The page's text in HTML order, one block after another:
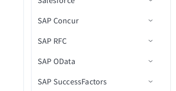
ポート
レコードを初期化
データの読み込みとインポ
ート
ファイルプレフィックスで
ンロード
ド
CSVからレコードを作成お
よび更新
ーティング
レシピ関数からデータを返
す
非同期呼び出しの待機
API同時実行しきい値を超過
APIポリシークォータ違反
APIポリシーレート制限違反
APIリクエストタイムアウト
ジョブを再実行
ジョブ履歴を検索
レシピを検索
スタートレシピ
Upsertアクション
削除アクション
カスタムSQLを実行
長時間クエリカスタムSQL
新規/更新済み同期準備済み
新規通話
新規会社レベル通話
新規イベント
新規SMS
ページャーメッセージを送
ジョブログを取得（batch）
プロセス詳細を取得
部門を一覧表示（batch）
部門別にプロセスを一覧表
コード
トリガー
新規AR支払い
新規連絡先
新規経費
アクション
ベンダーを作成
ベンダーを更新
トラブルシューティング
Intacct実行時エラーのトラ
コネクション設定
Custom OAuth profileを作成
承認プロセス
バッチ操作
SAP Concur
コネクション設定
トリガー
新しい経費レポートの送信
アクション
SAP RFC
コネクション設定
RFC宛先を作成
SAP OData
コネクション設定
SAP SuccessFactors